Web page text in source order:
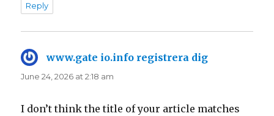
Reply
www.gate io.info registrera dig
June 24, 2026 at 2:18 am
I don’t think the title of your article matches